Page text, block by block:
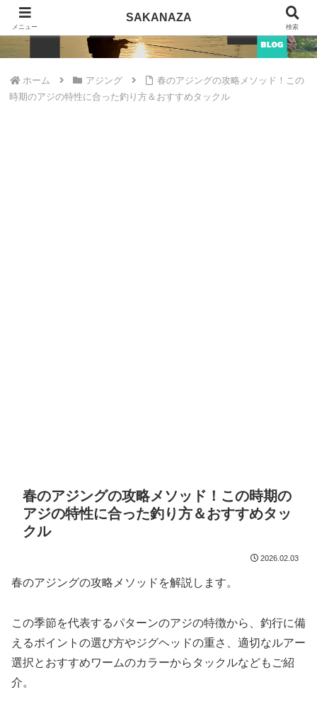
SAKANAZA
ホーム アジング
春のアジングの攻略メソッド！この
時期のアジの特性に合った釣り方＆おすすめタックル
春のアジングの攻略メソッド！この時期の
アジの特性に合った釣り方＆おすすめタッ
クル
2026.02.03
春のアジングの攻略メソッドを解説します。
この季節を代表するパターンのアジの特徴から、釣行に備
えるポイントの選び方やジグヘッドの重さ、適切なルアー
選択とおすすめワームのカラーからタックルなどもご紹
介。
メニュー
SAKANAZA
検索